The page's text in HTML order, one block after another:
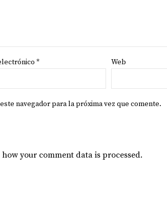
* Web
navegador para la próxima vez que comente.
your comment data is processed.